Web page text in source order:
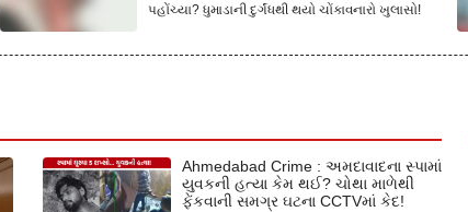
પહોંચ્યા? ધુમાડાની દુર્ગંધથી થયો ચોંકાવનારો ખુલાસો!
Ahmedabad Crime : અમદાવાદના સ્પામાં
યુવકની હત્યા કેમ થઈ? ચોથા માળેથી
ફેંકવાની સમગ્ર ઘટના CCTVમાં કેદ!